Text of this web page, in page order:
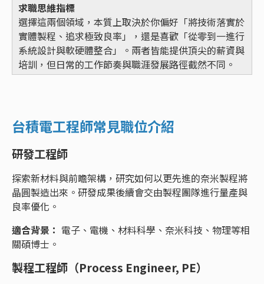
求職思維指標
選擇這兩個領域，本質上取決於你偏好「將技術落實於
實體製程、追求極致良率」，還是喜歡「從零到一進行
系統設計與軟硬體整合」。兩者皆能提供頂尖的薪資與
培訓，但日常的工作節奏與職涯發展路徑截然不同。
台積電工程師常見職位介紹
研發工程師
探索新材料與前瞻架構，研究如何以更先進的奈米製程將
晶圓製造出來。研發成果後續會交由製程團隊進行量產與
良率優化。
適合背景： 電子、電機、材料科學、奈米科技、物理等相
關碩博士。
製程工程師（Process Engineer, PE）